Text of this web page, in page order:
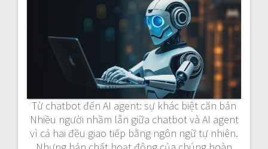
Từ chatbot đến AI agent: sự khác biệt căn bản
Nhiều người nhầm lẫn giữa chatbot và AI agent
vì cả hai đều giao tiếp bằng ngôn ngữ tự nhiên.